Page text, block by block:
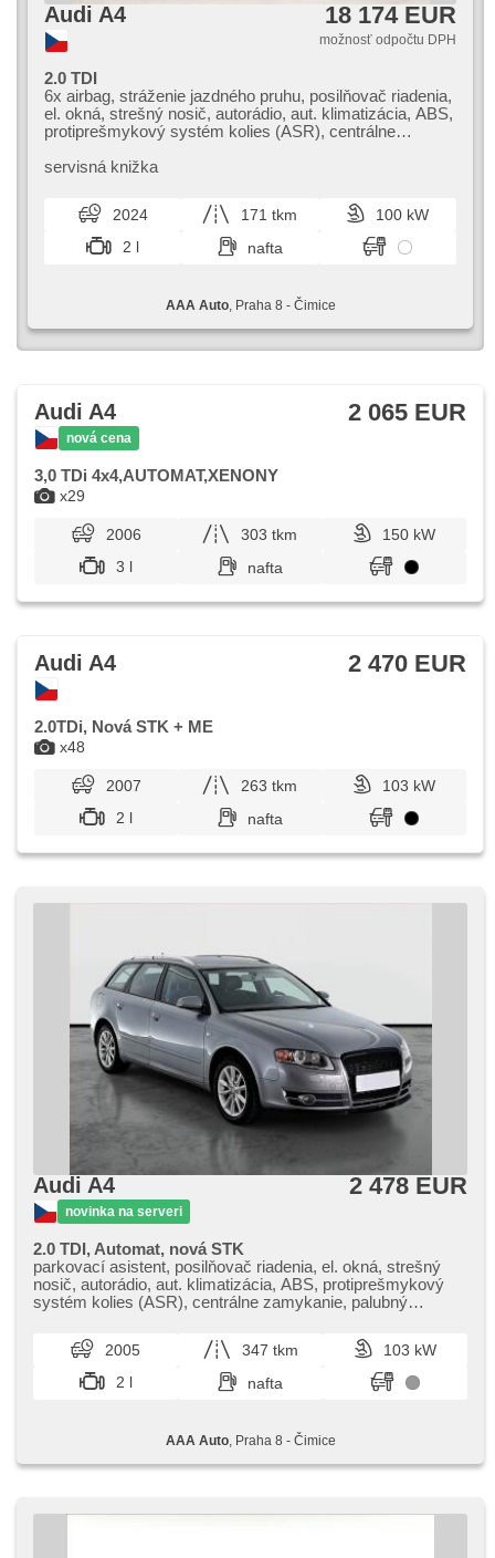
Audi A4 18 174 EUR
možnosť odpočtu DPH
2.0 TDI
6x airbag, stráženie jazdného pruhu, posilňovač riadenia,
el. okná, strešný nosič, autorádio, aut. klimatizácia, ABS,
protiprešmykový systém kolies (ASR), centrálne
stabilizácia podvozka (ESP), vyhrievané sedadlá, senzor
tlaku v pneumatikách, USB, aut. prevodovka
servisná knižka
2024 171 tkm
100 kW
2 l
nafta
AAA Auto, Praha 8 - Čimice
x29
Audi A4
nová cena
2 065 EUR
3,0 TDi 4x4,AUTOMAT,XENONY
2006 303 tkm
150 kW
3 l
nafta
x48
Audi A4 2 470 EUR
2.0TDi, Nová STK + ME
2007 263 tkm
103 kW
2 l
nafta
Audi A4
novinka na serveri
2 478 EUR
2.0 TDI, Automat, nová STK
parkovací asistent, posilňovač riadenia, el. okná, strešný
nosič, autorádio, aut. klimatizácia, ABS, protiprešmykový
systém kolies (ASR), centrálne zamykanie, palubný
prevodovka
2005 347 tkm
103 kW
2 l
nafta
AAA Auto, Praha 8 - Čimice